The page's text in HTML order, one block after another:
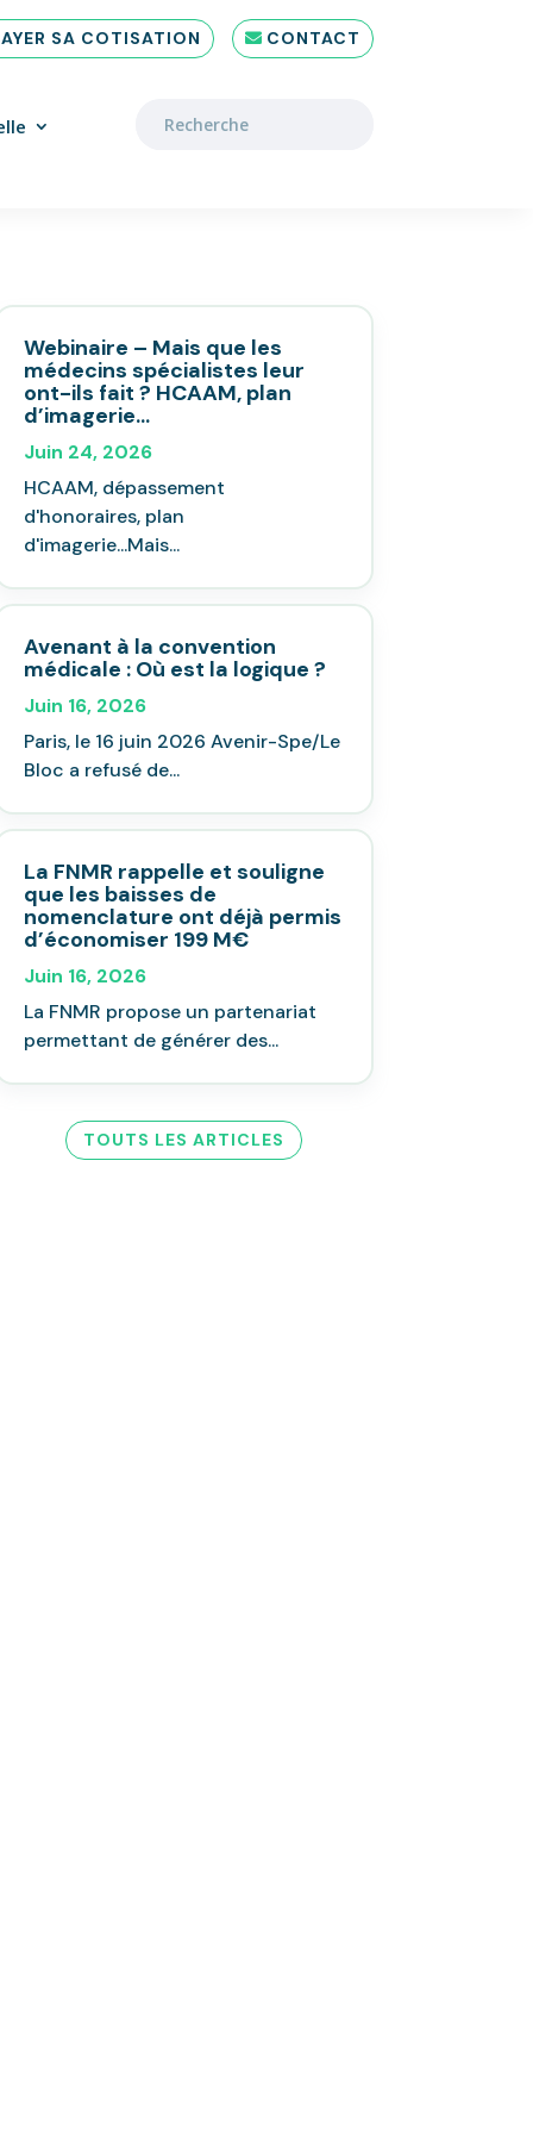
SA COTISATION CONTACT
Webinaire – Mais que les
médecins spécialistes leur
ont-ils fait ? HCAAM, plan
d’imagerie…
Juin 24, 2026
HCAAM, dépassement
d'honoraires, plan
d'imagerie...Mais...
Avenant à la convention
médicale : Où est la logique ?
Juin 16, 2026
Paris, le 16 juin 2026 Avenir-Spe/Le
Bloc a refusé de...
La FNMR rappelle et souligne
que les baisses de
nomenclature ont déjà permis
d’économiser 199 M€
Juin 16, 2026
La FNMR propose un partenariat
permettant de générer des...
TOUTS LES ARTICLES